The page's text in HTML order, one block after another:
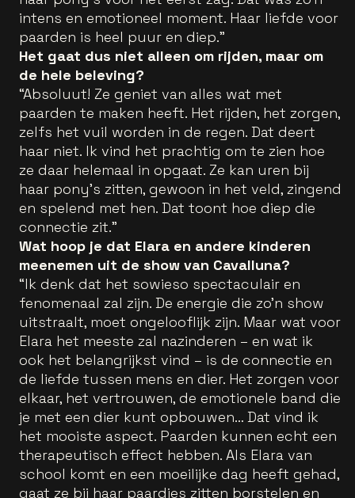
intens en emotioneel moment. Haar liefde voor
paarden is heel puur en diep.”
Het gaat dus niet alleen om rijden, maar om
de hele beleving?
“Absoluut! Ze geniet van alles wat met
paarden te maken heeft. Het rijden, het zorgen,
zelfs het vuil worden in de regen. Dat deert
haar niet. Ik vind het prachtig om te zien hoe
ze daar helemaal in opgaat. Ze kan uren bij
haar pony’s zitten, gewoon in het veld, zingend
en spelend met hen. Dat toont hoe diep die
connectie zit.”
Wat hoop je dat Elara en andere kinderen
meenemen uit de show van Cavalluna?
“Ik denk dat het sowieso spectaculair en
fenomenaal zal zijn. De energie die zo’n show
uitstraalt, moet ongelooflijk zijn. Maar wat voor
Elara het meeste zal nazinderen – en wat ik
ook het belangrijkst vind – is de connectie en
de liefde tussen mens en dier. Het zorgen voor
elkaar, het vertrouwen, de emotionele band die
je met een dier kunt opbouwen… Dat vind ik
het mooiste aspect. Paarden kunnen echt een
therapeutisch effect hebben. Als Elara van
school komt en een moeilijke dag heeft gehad,
gaat ze bij haar paardjes zitten borstelen en